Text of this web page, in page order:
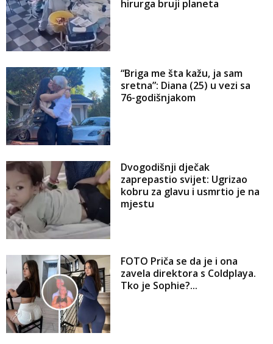
hirurga bruji planeta
“Briga me šta kažu, ja sam
sretna”: Diana (25) u vezi sa
76-godišnjakom
Dvogodišnji dječak
zaprepastio svijet: Ugrizao
kobru za glavu i usmrtio je na
mjestu
FOTO Priča se da je i ona
zavela direktora s Coldplaya.
Tko je Sophie?...